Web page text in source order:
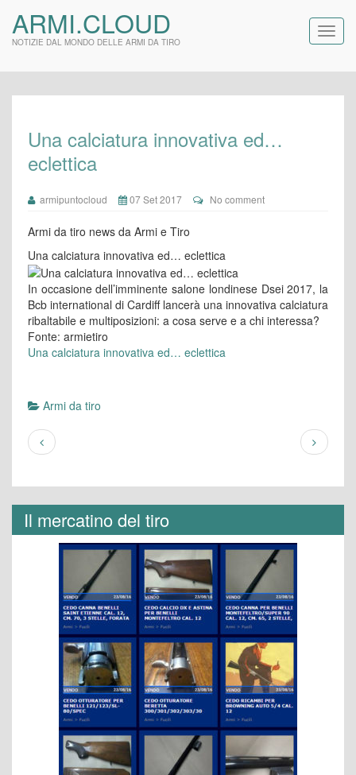
ARMI.CLOUD
NOTIZIE DAL MONDO DELLE ARMI DA TIRO
Una calciatura innovativa ed…
eclettica
armipuntocloud 07 Set 2017 No comment
Armi da tiro news da Armi e Tiro
Una calciatura innovativa ed… eclettica
In occasione dell’imminente salone londinese Dsei 2017, la
Bcb international di Cardiff lancerà una innovativa calciatura
ribaltabile e multiposizioni: a cosa serve e a chi interessa?
Fonte: armietiro
Una calciatura innovativa ed… eclettica
Armi da tiro
Il mercatino del tiro